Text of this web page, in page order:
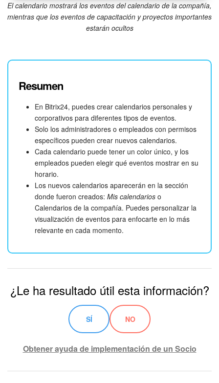
El calendario mostrará los eventos del calendario de la compañía,
mientras que los eventos de capacitación y proyectos importantes
estarán ocultos
Resumen
En Bitrix24, puedes crear calendarios personales y
corporativos para diferentes tipos de eventos.
Solo los administradores o empleados con permisos
específicos pueden crear nuevos calendarios.
Cada calendario puede tener un color único, y los
empleados pueden elegir qué eventos mostrar en su
horario.
Los nuevos calendarios aparecerán en la sección
donde fueron creados: Mis calendarios o
Calendarios de la compañía. Puedes personalizar la
visualización de eventos para enfocarte en lo más
relevante en cada momento.
¿Le ha resultado útil esta información?
SÍ NO
Obtener ayuda de implementación de un Socio